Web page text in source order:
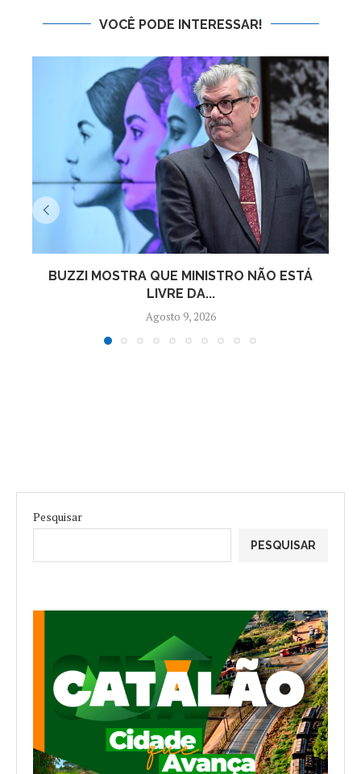
VOCÊ PODE INTERESSAR!
BUZZI MOSTRA QUE MINISTRO NÃO ESTÁ
LIVRE DA...
Agosto 9, 2026
Pesquisar
PESQUISAR